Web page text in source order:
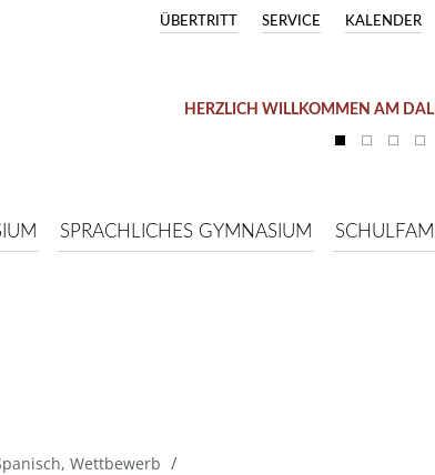
KALENDER
SERVICE
ÜBERTRITT
HERZLICH WILLKOMMEN AM
SPRACHLICHES GYMNASIUM
, Wettbewerb /